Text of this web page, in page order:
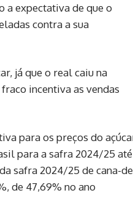
a expectativa de que o
contra a sua
já que o real caiu na
incentiva as vendas
para os preços do
para a safra 2024/25 até
safra 2024/25 de cana-
de 47,69% no ano